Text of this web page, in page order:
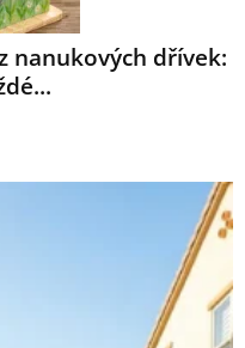
nanukových dřívek: